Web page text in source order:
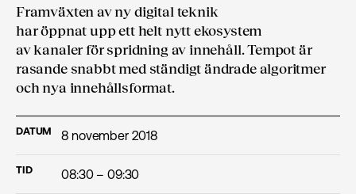
Framväxten av ny digital teknik
har öppnat upp ett helt nytt ekosystem
av kanaler för spridning av innehåll. Tempot är
rasande snabbt med ständigt ändrade algoritmer
och nya innehållsformat.
DATUM 8 november 2018
TID 08:30 – 09:30